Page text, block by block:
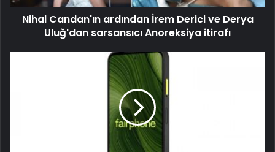
Nihal Candan'ın ardından İrem Derici ve Derya
Uluğ'dan sarsansıcı Anoreksiya itirafı